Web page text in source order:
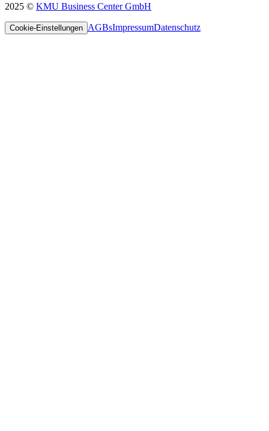
2025 © KMU Business Center GmbH
Cookie-Einstellungen AGBsImpressumDatenschutz